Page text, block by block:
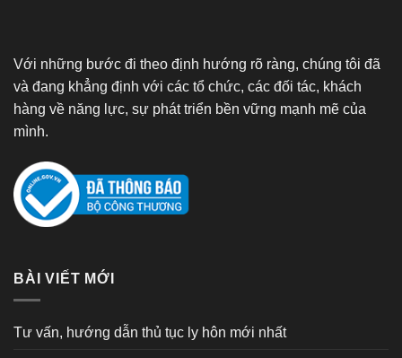
Với những bước đi theo định hướng rõ ràng, chúng tôi đã
và đang khẳng định với các tổ chức, các đối tác, khách
hàng về năng lực, sự phát triển bền vững mạnh mẽ của
mình.
BÀI VIẾT MỚI
Tư vấn, hướng dẫn thủ tục ly hôn mới nhất